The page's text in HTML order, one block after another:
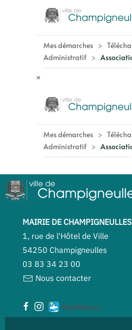
×
MAIRIE DE CHAMPIGNEULLES
1, rue de l'Hôtel de Ville
54250 Champigneulles
03 83 34 23 00
Nous contacter